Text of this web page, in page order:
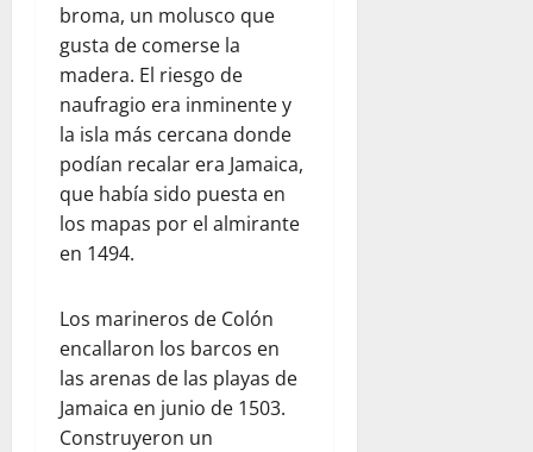
broma, un molusco que
gusta de comerse la
madera. El riesgo de
naufragio era inminente y
la isla más cercana donde
podían recalar era Jamaica,
que había sido puesta en
los mapas por el almirante
en 1494.
Los marineros de Colón
encallaron los barcos en
las arenas de las playas de
Jamaica en junio de 1503.
Construyeron un